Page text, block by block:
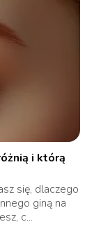
i którą
się, dlaczego
giną na
c...